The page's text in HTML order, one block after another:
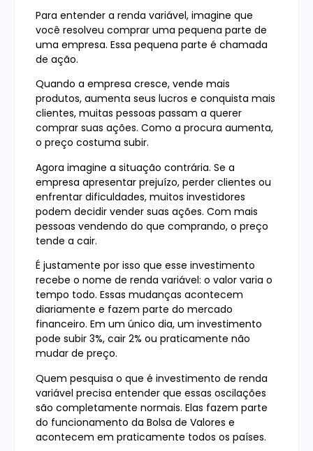
Para entender a renda variável, imagine que
você resolveu comprar uma pequena parte de
uma empresa. Essa pequena parte é chamada
de ação.
Quando a empresa cresce, vende mais
produtos, aumenta seus lucros e conquista mais
clientes, muitas pessoas passam a querer
comprar suas ações. Como a procura aumenta,
o preço costuma subir.
Agora imagine a situação contrária. Se a
empresa apresentar prejuízo, perder clientes ou
enfrentar dificuldades, muitos investidores
podem decidir vender suas ações. Com mais
pessoas vendendo do que comprando, o preço
tende a cair.
É justamente por isso que esse investimento
recebe o nome de renda variável: o valor varia o
tempo todo. Essas mudanças acontecem
diariamente e fazem parte do mercado
financeiro. Em um único dia, um investimento
pode subir 3%, cair 2% ou praticamente não
mudar de preço.
Quem pesquisa o que é investimento de renda
variável precisa entender que essas oscilações
são completamente normais. Elas fazem parte
do funcionamento da Bolsa de Valores e
acontecem em praticamente todos os países.